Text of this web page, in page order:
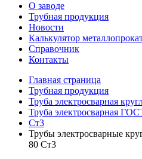
О заводе
Трубная продукция
Новости
Калькулятор
Справочник
Контакты
Главная страница
Трубная продукция
Труба электросварная
Труба электросварная
Ст3
Трубы электросварные
80 Ст3